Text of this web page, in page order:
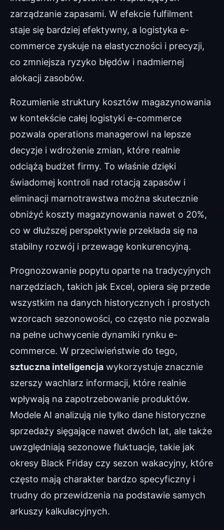
zarządzanie zapasami. W efekcie fulfilment
staje się bardziej efektywny, a logistyka e-
commerce zyskuje na elastyczności i precyzji,
co zmniejsza ryzyko błędów i nadmiernej
alokacji zasobów.
Rozumienie struktury kosztów magazynowania
w kontekście całej logistyki e-commerce
pozwala operations managerowi na lepsze
decyzje i wdrożenie zmian, które realnie
odciążą budżet firmy. To właśnie dzięki
świadomej kontroli nad rotacją zapasów i
eliminacji marnotrawstwa można skutecznie
obniżyć koszty magazynowania nawet o 20%,
co w dłuższej perspektywie przekłada się na
stabilny rozwój i przewagę konkurencyjną.
Prognozowanie popytu oparte na tradycyjnych
narzędziach, takich jak Excel, opiera się przede
wszystkim na danych historycznych i prostych
wzorcach sezonowości, co często nie pozwala
na pełne uchwycenie dynamiki rynku e-
commerce. W przeciwieństwie do tego,
sztuczna inteligencja wykorzystuje znacznie
szerszy wachlarz informacji, które realnie
wpływają na zapotrzebowanie produktów.
Modele AI analizują nie tylko dane historyczne
sprzedaży sięgające nawet dwóch lat, ale także
uwzględniają sezonowe fluktuacje, takie jak
okresy Black Friday czy sezon wakacyjny, które
często mają charakter bardzo specyficzny i
trudny do przewidzenia na podstawie samych
arkuszy kalkulacyjnych.